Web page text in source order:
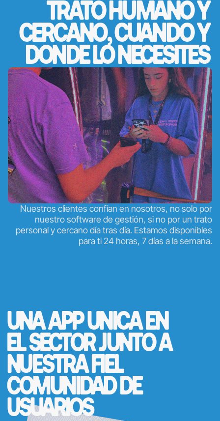
TRATO HUMANOY
CERCANO, CUANDO Y
DONDE LO NECESITES
Nuestros clientes confían en nosotros, no solo por
nuestro software de gestión, si no por un trato
personal y cercano día tras día. Estamos disponibles
para ti 24 horas, 7 días a la semana.
UNAAPP ÚNICAEN
EL SECTOR JUNTO A
NUESTRA FIEL
COMUNIDADDE
USUARIOS